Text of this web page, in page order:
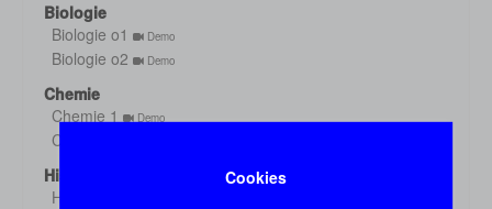
Cookies
Biologie
Biologie o1
Demo
Biologie o2 Demo
Chemie
Chemie 1
Demo
Chemie 2
Histologie
Histologie s1